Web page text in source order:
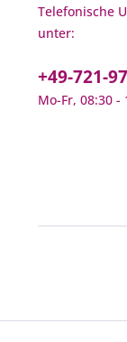
Telefonische
unter:
+49-721-
Mo-Fr, 08:30 -